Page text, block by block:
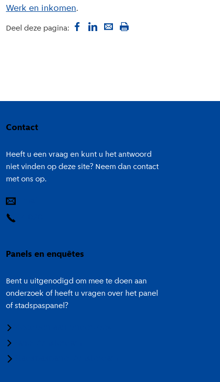
Werk en inkomen
Deel deze pagina:
Contact
Heeft u een vraag en kunt u het antwoord
niet vinden op deze site? Neem dan contact
met ons op.
Panels en enquêtes
Bent u uitgenodigd om mee te doen aan
onderzoek of heeft u vragen over het panel
of stadspaspanel?